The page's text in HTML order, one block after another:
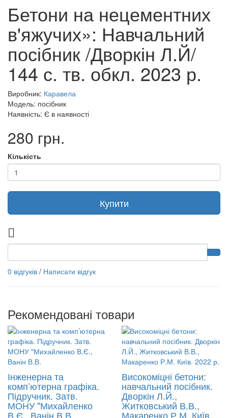
Бетони на нецементних
в'яжучих»: Навчальний
посібник /Дворкін Л.Й/
144 с. тв. обкл. 2023 р.
Виробник: Каравела
Модель: посібник
Наявність: Є в наявності
280 грн.
Кількість
Купити
0 відгуків / Написати відгук
Рекомендовані товари
Інженерна та
комп’ютерна графіка.
Підручник. Затв.
МОНУ "Михайленко
В.Є., Ванін В.В.
Високоміцні бетони:
навчальний посібник.
Дворкін Л.Й.,
Житковський В.В.,
Макаренко Р.М. Київ.